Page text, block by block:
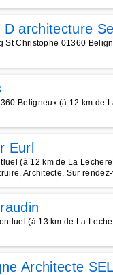
D architecture
St Christophe 01360
Beligneux (à 12 km de
Eurl
(à 12 km de La
Architecte, Sur
(à 13 km de La
Architecte